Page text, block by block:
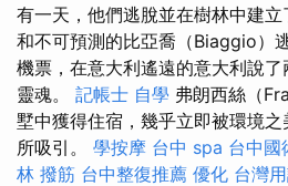
有一天，他們逃脫並在樹林中建
和不可預測的比亞喬（Biaggio）
機票，在意大利遙遠的意大利說
靈魂。 記帳士 自學 弗朗西絲（
墅中獲得住宿，幾乎立即被環境
所吸引。 學按摩 台中 spa 台中國
林 撥筋 台中整復推薦 優化 台灣